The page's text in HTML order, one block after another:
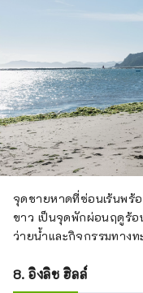
จุดชายหาดที่ซ่อนเร้นพร้
ขาว เป็นจุดพักผ่อนฤดูร้
ว่ายน้ำและกิจกรรมทางท
8. อิงลิช ฮิลล์